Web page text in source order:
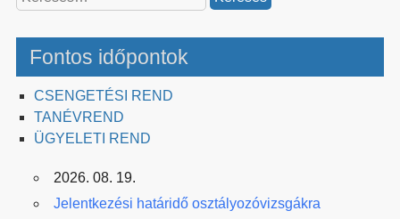
Fontos időpontok
CSENGETÉSI REND
TANÉVREND
ÜGYELETI REND
2026. 08. 19.
Jelentkezési határidő osztályozóvizsgákra